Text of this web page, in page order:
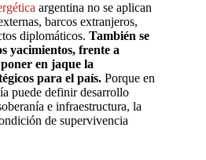
argentina no se aplican
barcos extranjeros,
diplomáticos. También se
yacimientos, frente a
en jaque la
para el país. Porque en
puede definir desarrollo
e infraestructura, la
de supervivencia